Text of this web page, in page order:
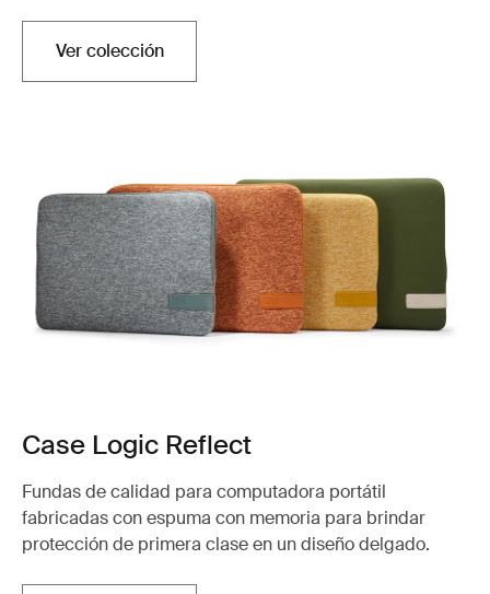
Ver colección
Case Logic Reflect
Fundas de calidad para computadora portátil
fabricadas con espuma con memoria para brindar
protección de primera clase en un diseño delgado.